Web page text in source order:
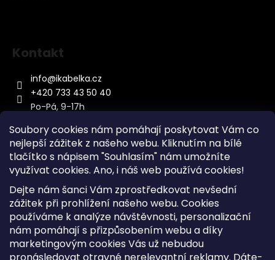
Soubory cookies nám pomáhají poskytovat Vám co
nejlepší zážitek z našeho webu. Kliknutím na bílé
tlačítko s nápisem "Souhlasím" nám umožníte
využívat cookies. Ano, i náš web používá cookies!
Dejte nám šanci Vám zprostředkovat nevšední
zážitek při prohlížení našeho webu. Cookies
používáme k analýze návštěvnosti, personalizační
nám pomáhají s přizpůsobením webu a díky
marketingovým cookies Vás už nebudou
Kontakt
info@ikabelka.cz
+420 733 43 50 40
Po-Pá, 9-17h
Kontakt
Sitemap
Doprava a Platba
Reklamace Zboží
Obchodní podmínky